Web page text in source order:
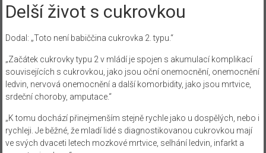
Delší život s cukrovkou
Dodal: „Toto není babiččina cukrovka 2. typu.“
„Začátek cukrovky typu 2 v mládí je spojen s akumulací komplikací
souvisejících s cukrovkou, jako jsou oční onemocnění, onemocnění
ledvin, nervová onemocnění a další komorbidity, jako jsou mrtvice,
srdeční choroby, amputace.“
„K tomu dochází přinejmenším stejně rychle jako u dospělých, nebo i
rychleji. Je běžné, že mladí lidé s diagnostikovanou cukrovkou mají
ve svých dvaceti letech mozkové mrtvice, selhání ledvin, infarkt a